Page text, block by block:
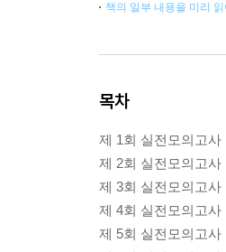
책의 일부 내용을 미리
목차
제 1회 실전모의고사
제 2회 실전모의고사
제 3회 실전모의고사
제 4회 실전모의고사
제 5회 실전모의고사